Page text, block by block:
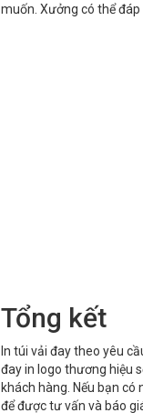
muốn. Xưởng có thể
Tổng kết
In túi vải đay theo yêu
đay in logo thương hiệu
khách hàng. Nếu bạn
để được tư vấn và báo